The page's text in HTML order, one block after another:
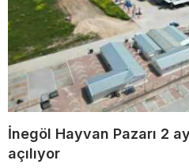
İnegöl Hayvan Pazarı 2
açılıyor